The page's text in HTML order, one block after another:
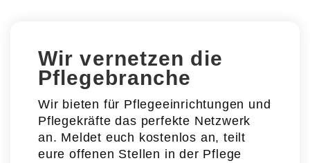
Wir vernetzen die
Pflegebranche
Wir bieten für Pflegeeinrichtungen und
Pflegekräfte das perfekte Netzwerk
an. Meldet euch kostenlos an, teilt
eure offenen Stellen in der Pflege